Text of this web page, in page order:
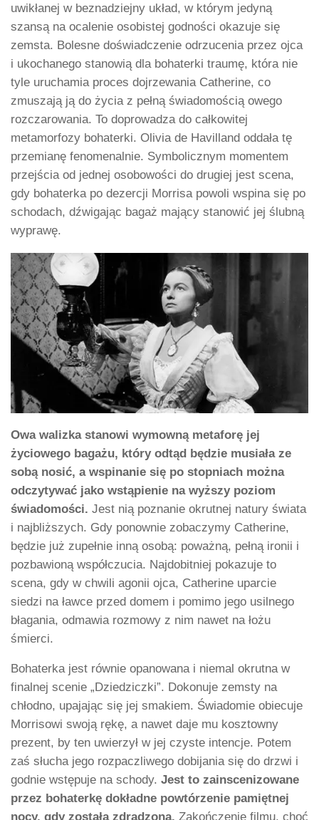
uwikłanej w beznadziejny układ, w którym jedyną
szansą na ocalenie osobistej godności okazuje się
zemsta. Bolesne doświadczenie odrzucenia przez ojca
i ukochanego stanowią dla bohaterki traumę, która nie
tyle uruchamia proces dojrzewania Catherine, co
zmuszają ją do życia z pełną świadomością owego
rozczarowania. To doprowadza do całkowitej
metamorfozy bohaterki. Olivia de Havilland oddała tę
przemianę fenomenalnie. Symbolicznym momentem
przejścia od jednej osobowości do drugiej jest scena,
gdy bohaterka po dezercji Morrisa powoli wspina się po
schodach, dźwigając bagaż mający stanowić jej ślubną
wyprawę.
Owa walizka stanowi wymowną metaforę jej
życiowego bagażu, który odtąd będzie musiała ze
sobą nosić, a wspinanie się po stopniach można
odczytywać jako wstąpienie na wyższy poziom
świadomości. Jest nią poznanie okrutnej natury świata
i najbliższych. Gdy ponownie zobaczymy Catherine,
będzie już zupełnie inną osobą: poważną, pełną ironii i
pozbawioną współczucia. Najdobitniej pokazuje to
scena, gdy w chwili agonii ojca, Catherine uparcie
siedzi na ławce przed domem i pomimo jego usilnego
błagania, odmawia rozmowy z nim nawet na łożu
śmierci.
Bohaterka jest równie opanowana i niemal okrutna w
finalnej scenie „Dziedziczki”. Dokonuje zemsty na
chłodno, upajając się jej smakiem. Świadomie obiecuje
Morrisowi swoją rękę, a nawet daje mu kosztowny
prezent, by ten uwierzył w jej czyste intencje. Potem
zaś słucha jego rozpaczliwego dobijania się do drzwi i
godnie wstępuje na schody. Jest to zainscenizowane
przez bohaterkę dokładne powtórzenie pamiętnej
nocy, gdy została zdradzona. Zakończenie filmu, choć